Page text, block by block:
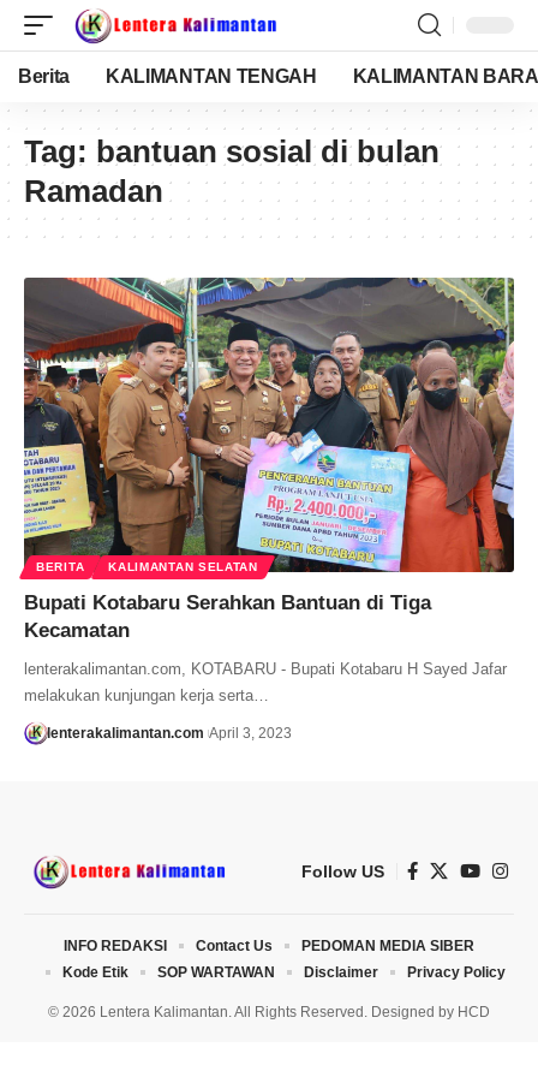
Berita KALIMANTAN TENGAH KALIMANTAN
Tag: bantuan sosial di bulan
Ramadan
BERITA KALIMANTAN SELATAN
Bupati Kotabaru Serahkan Bantuan di Tiga
Kecamatan
lenterakalimantan.com, KOTABARU - Bupati Kotabaru H Sayed Jafar
melakukan kunjungan kerja serta…
lenterakalimantan.com April 3, 2023
Follow US
© 2026 Lentera Kalimantan. All Rights Reserved. Designed by HCD
INFO REDAKSI Contact Us
PEDOMAN MEDIA SIBER
Kode Etik
SOP WARTAWAN Disclaimer Privacy Policy